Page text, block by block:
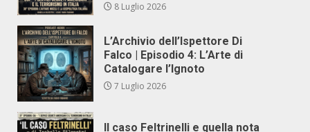
8 Luglio 2026
L’Archivio dell’Ispettore Di
Falco | Episodio 4: L’Arte di
Catalogare l’Ignoto
7 Luglio 2026
Il caso Feltrinelli e quella nota